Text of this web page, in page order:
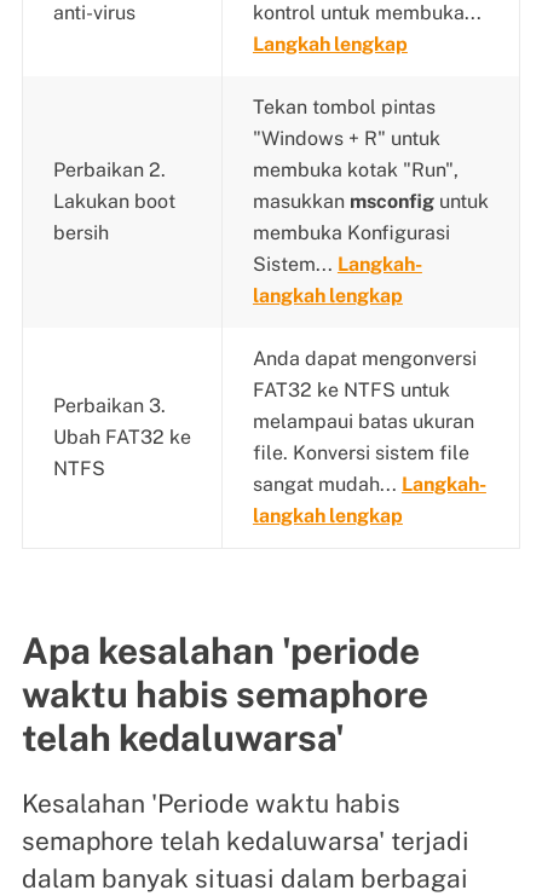
anti-virus
kontrol untuk membuka...
Langkah lengkap
Perbaikan 2.
Lakukan boot
bersih
Tekan tombol pintas
"Windows + R" untuk
membuka kotak "Run",
masukkan msconfiguntuk
membuka Konfigurasi
Sistem... Langkah-
langkah lengkap
Perbaikan 3.
Ubah FAT32 ke
NTFS
Anda dapat mengonversi
FAT32 ke NTFS untuk
melampaui batas ukuran
file. Konversi sistem file
sangat mudah... Langkah-
langkah lengkap
Apa kesalahan 'periode
waktu habis semaphore
telah kedaluwarsa'
Kesalahan 'Periode waktu habis
semaphore telah kedaluwarsa' terjadi
dalam banyak situasi dalam berbagai